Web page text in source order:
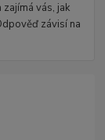
vás, jak
závisí na